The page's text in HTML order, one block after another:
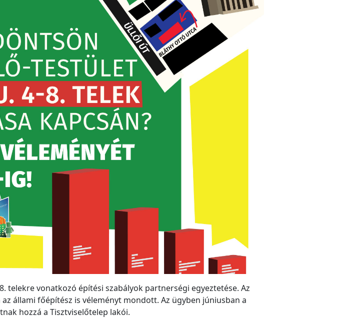
telekre vonatkozó építési szabályok partnerségi egyeztetése. Az
állami főépítész is véleményt mondott. Az ügyben júniusban a
hozzá a Tisztviselőtelep lakói.